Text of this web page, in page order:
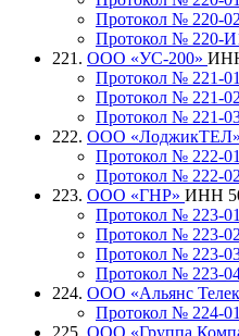
Протокол № 220-02
Протокол № 220-
221. ООО «УС-200»
Протокол № 221-01
Протокол № 221-02
Протокол № 221-
222. ООО «ЛоджикТЕЛ»
Протокол № 222-01
Протокол № 222-02
223. ООО «ГНР» ИНН
Протокол № 223-01
Протокол № 223-02
Протокол № 223-
Протокол № 223-
224. ООО «Альянс
Протокол № 224-01
225. ООО «Группа